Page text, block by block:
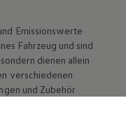
Emissionswerte
Fahrzeug und sind
dienen allein
verschiedenen
und Zubehör